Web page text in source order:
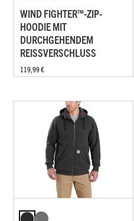
WIND FIGHTER™-ZIP-
HOODIE MIT
DURCHGEHENDEM
REISSVERSCHLUSS
119,99 €